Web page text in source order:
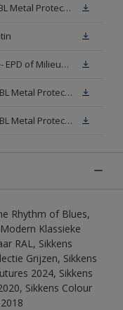
Technisch Informatieblad Redox BL Metal Protect (PDF)
Sikkens Metal Paints Waterborne- EPD of Milieuproductverklaring
Veiligheidsinformatieblad Redox BL Metal Protect Satin N00 (MSDS)
Veiligheidsinformatieblad Redox BL Metal Protect Satin White W05 (MSDS)
Rhythm of Blues,
Klassieke
RAL, Sikkens
Grijzen, Sikkens
2024, Sikkens
Sikkens Colour